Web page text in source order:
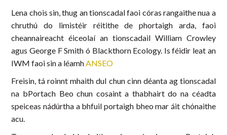
Lena chois sin, thug an tionscadal faoi córas rangaithe nua a
chruthú do limistéir réitithe de phortaigh arda, faoi
cheannaireacht éiceolaí an tionscadail William Crowley
agus George F Smith ó Blackthorn Ecology. Is féidir leat an
IWM faoi sin a léamhANSEO
Freisin, tá roinnt mhaith dul chun cinn déanta ag tionscadal
na bPortach Beo chun cosaint a thabhairt do na céadta
speiceas nádúrtha a bhfuil portaigh bheo mar áit chónaithe
acu.